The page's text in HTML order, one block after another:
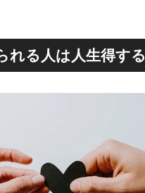
れる人は人生得する